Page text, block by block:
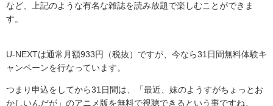
など、上記のような有名な雑誌を読み放題で楽しむことができま
す。
U-NEXTは通常月額933円（税抜）ですが、今なら31日間無料体験キ
ャンペーンを行なっています。
つまり申込をしてから31日間は、「最近、妹のようすがちょっとお
かしいんだが」のアニメ版を無料で視聴できるという事ですね。